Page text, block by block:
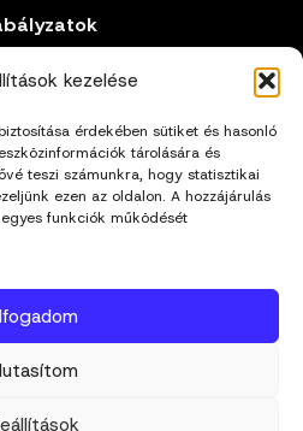
kezelése
érdekében sütiket és hasonló
tárolására és
teszi számunkra, hogy statisztikai
ezen az oldalon. A hozzájárulás
funkciók működését
Feltételek
Tájékoztató